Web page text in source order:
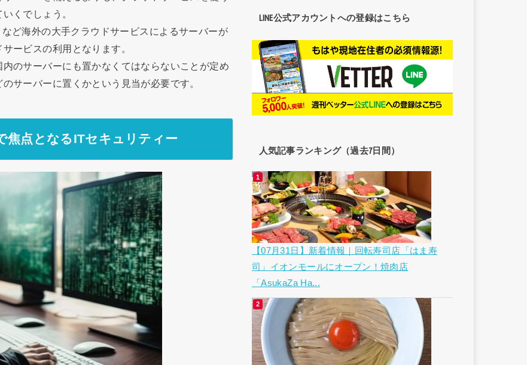
くでしょう。
ど海外の大手クラウドサービスによるサーバーが
ービスの利用となります。
のサーバーにも置かなくてはならないことが定め
サーバーに置くかという見当が必要です。
焦点となるITセキュリティー
LINE公式アカウントへの登録はこちら
人気記事ランキング（過去7日間）
【07月31日】新着情報｜回転寿司店「はま寿
司」イオンモールにオープン！焼肉店
「AsukaZa Ha...